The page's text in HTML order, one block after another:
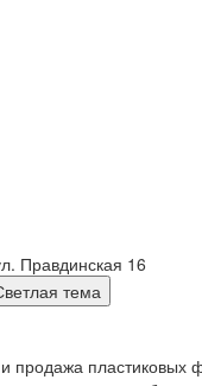
Правдинская 16
тема
продажа пластиковых